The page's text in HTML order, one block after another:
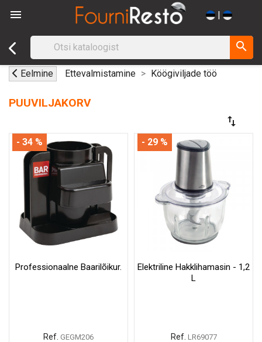
 |
search
Eelmine Ettevalmistamine Köögiviljade töö
PUUVILJAKORV
swap_vert
Professionaalne Baarilõikur.
Ref. GEGM206
- 34 %
Elektriline Hakklihamasin - 1,2
L
Ref. LR69077
- 29 %